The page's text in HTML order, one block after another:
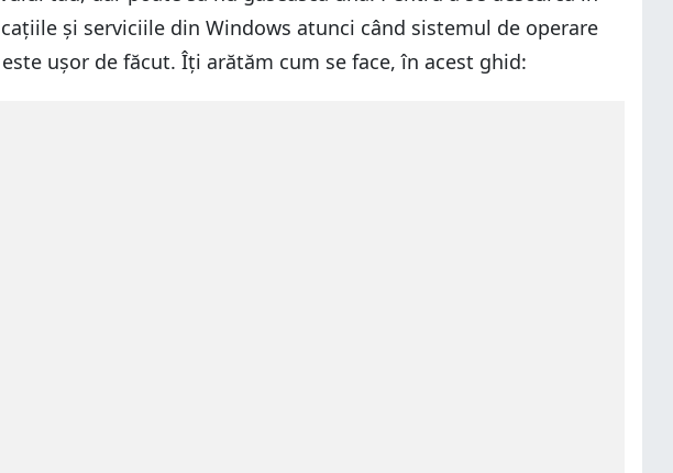
și serviciile din Windows atunci când sistemul de operare
ușor de făcut. Îți arătăm cum se face, în acest ghid: